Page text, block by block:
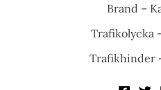
Brand –
Trafikolycka
Trafikhinder